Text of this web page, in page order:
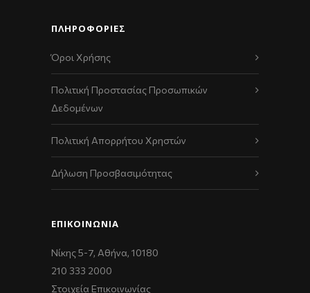
ΠΛΗΡΟΦΟΡΙΕΣ
Όροι Χρήσης
Πολιτική Προστασίας Προσωπικών
Δεδομένων
Πολιτική Απορρήτου Χρηστών
Δήλωση Προσβασιμότητας
ΕΠΙΚΟΙΝΩΝΊΑ
Νίκης 5-7, Αθήνα, 10180
210 333 2000
Στοιχεία Επικοινωνίας